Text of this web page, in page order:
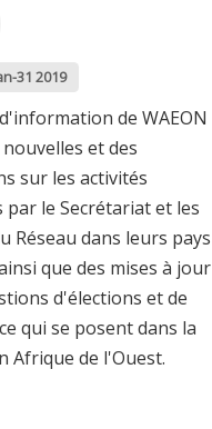
31 2019
de WAEON
et des
sur les activités
le Secrétariat et les
Réseau dans leurs pays
que des mises à jour
d'élections et de
qui se posent dans la
Afrique de l'Ouest.